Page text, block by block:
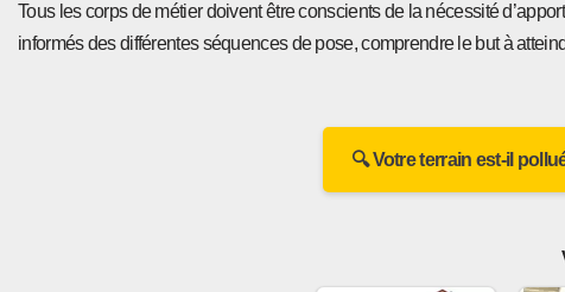
Tous les corps de métier doivent être conscients de la nécessité
informés des différentes séquences de pose, comprendre le but à
🔍 Votre terrain est-il